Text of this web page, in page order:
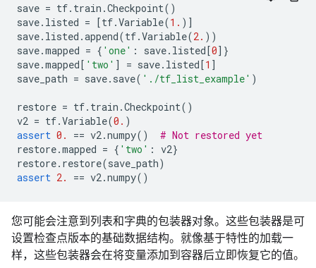
save = tf. train .Checkpoint()
save. listed = [tf.Variable(1. )]
save. listed .append(tf.Variable(2. ))
save.mapped = { 'one' : save. listed[0]}
save.mapped[ 'two' ] = save. listed[1 ]
save_path = save. save( './tf_list_example' )
restore = tf. train .Checkpoint()
v2 = tf.Variable(0. )
assert 0. == v2.numpy()
# Not restored yet
restore.mapped = { 'two' : v2}
restore. restore(save_path)
assert 2. == v2.numpy()
您可能会注意到列表和字典的包装器对象。这些包装器是可
设置检查点版本的基础数据结构。就像基于特性的加载一
样，这些包装器会在将变量添加到容器后立即恢复它的值。